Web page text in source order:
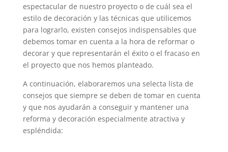
espectacular de nuestro proyecto o de cuál sea el
estilo de decoración y las técnicas que utilicemos
para lograrlo, existen consejos indispensables que
debemos tomar en cuenta a la hora de reformar o
decorar y que representarán el éxito o el fracaso en
el proyecto que nos hemos planteado.
A continuación, elaboraremos una selecta lista de
consejos que siempre se deben de tomar en cuenta
y que nos ayudarán a conseguir y mantener una
reforma y decoración especialmente atractiva y
espléndida: